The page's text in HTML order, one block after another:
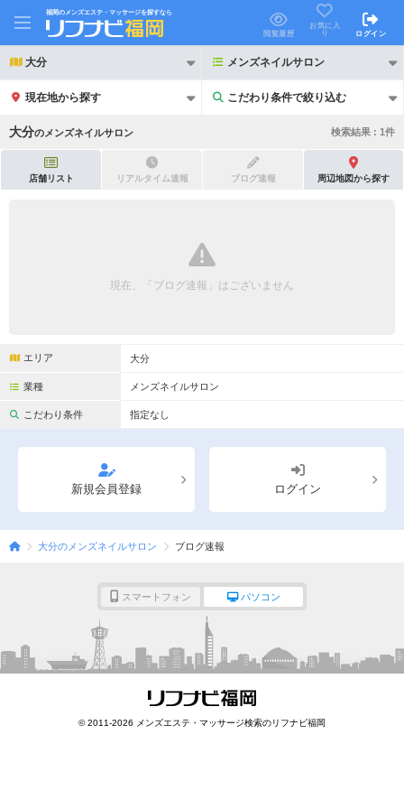
福岡のメンズエステ・マッサージを探すなら
閲覧履歴
お気に入
り
ログイン
大分 メンズネイルサロン
現在地から探す こだわり条件で絞り込む
こだわり条件で絞り込む
完全個室
ペアルームあり シャワー室完備
フットバスあり
専用駐車場あり 有資格者在籍
日本人スタッフのみ
Ｗセラピスト
駅から徒歩5分以内
こだわり条件を変更
大分の メンズネイルサロン 検索結果 : 1件
店舗リスト リアルタイム速報 ブログ速報 周辺地図から探す
現在、「ブログ速報」はございません
エリア 大分
業種 メンズネイルサロン
こだわり条件 指定なし
新規会員登録 ログイン
大分のメンズネイルサロン ブログ速報
スマートフォン パソコン
© 2011-2026 メンズエステ・マッサージ検索のリフナビ福岡